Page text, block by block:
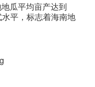
瓜平均亩产达到
平，标志着海南地